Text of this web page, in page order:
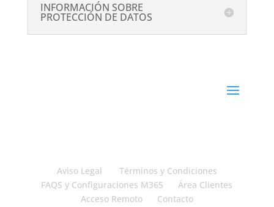
INFORMACIÓN SOBRE
PROTECCIÓN DE DATOS
Aviso Legal
Términos y Condiciones
FAQS y Configuraciones M365
Área Clientes
Acceso Remoto
Contacto